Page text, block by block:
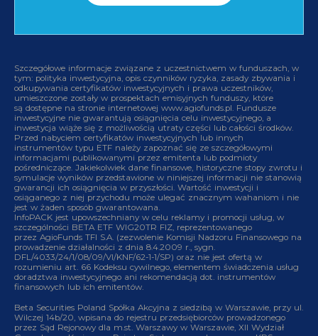
Szczegółowe informacje związane z uczestnictwem w funduszach, w
tym: polityka inwestycyjna, opis czynników ryzyka, zasady zbywania i
odkupywania certyfikatów inwestycyjnych i prawa uczestników,
umieszczone zostały w prospektach emisyjnych funduszy, które
są dostępne na stronie internetowej www.agiofunds.pl. Fundusze
inwestycyjne nie gwarantują osiągnięcia celu inwestycyjnego, a
inwestycja wiąże się z możliwością utraty części lub całości środków.
Przed nabyciem certyfikatów inwestycyjnych lub innych
instrumentów typu ETF należy zapoznać się ze szczegółowymi
informacjami publikowanymi przez emitenta lub podmioty
pośredniczące. Jakiekolwiek dane finansowe, historyczne stopy zwrotu i
symulacje wyników przedstawione w niniejszej informacji nie stanowią
gwarancji ich osiągnięcia w przyszłości. Wartość inwestycji i
osiąganego z niej przychodu może ulegać znacznym wahaniom i nie
jest w żaden sposób gwarantowana.
InfoPACK jest upowszechniany w celu reklamy i promocji usług, w
szczególności BETA ETF WIG20TR FIZ, reprezentowanego
przez AgioFunds TFI S.A. (zezwolenie Komisji Nadzoru Finansowego na
prowadzenie działalności z dnia 8.4.2009 r., sygn.
DFL/4033/24/1/08/09/VI/KNF/62-1-1/SP) oraz nie jest ofertą w
rozumieniu art. 66 Kodeksu cywilnego, elementem świadczenia usług
doradztwa inwestycyjnego ani rekomendacją dot. instrumentów
finansowych lub ich emitentów.
Beta Securities Poland Spółka Akcyjna z siedzibą w Warszawie, przy ul.
Wilczej 14b/20, wpisana do rejestru przedsiębiorców prowadzonego
przez Sąd Rejonowy dla m.st. Warszawy w Warszawie, XII Wydział